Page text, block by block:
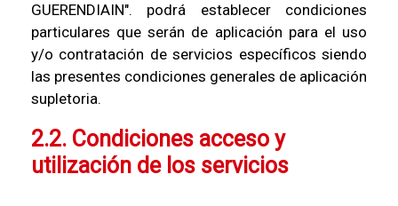
GUERENDIAIN". podrá establecer condiciones
particulares que serán de aplicación para el uso
y/o contratación de servicios específicos siendo
las presentes condiciones generales de aplicación
supletoria.
2.2. Condiciones acceso y
utilización de los servicios